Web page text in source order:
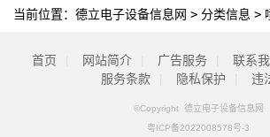
当前位置： 德立电子设备信息网 > 分类信息 >
首页 网站简介 广告服务 联系
服务条款
隐私保护 违
©Copyright 德立电子设备信息网
粤ICP备2022008578号-3